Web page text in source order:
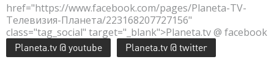
href="https://www.facebook.com/pages/Planeta-TV-
Телевизия-Планета/223168207727156"
class="tag_social" target="_blank">Planeta.tv @ facebook
Planeta.tv @ youtube Planeta.tv @ twitter